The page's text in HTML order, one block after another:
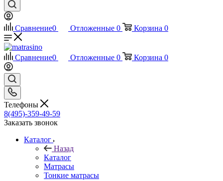
Сравнение0 Отложенные 0 Корзина 0
Сравнение0 Отложенные 0 Корзина 0
Телефоны
8(495)-359-49-59
Заказать звонок
Каталог
Назад
Каталог
Матрасы
Тонкие матрасы